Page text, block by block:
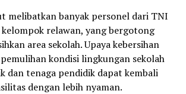
melibatkan banyak personel dari TNI
kelompok relawan, yang bergotong
area sekolah. Upaya kebersihan
kondisi lingkungan sekolah
dan tenaga pendidik dapat kembali
dengan lebih nyaman.